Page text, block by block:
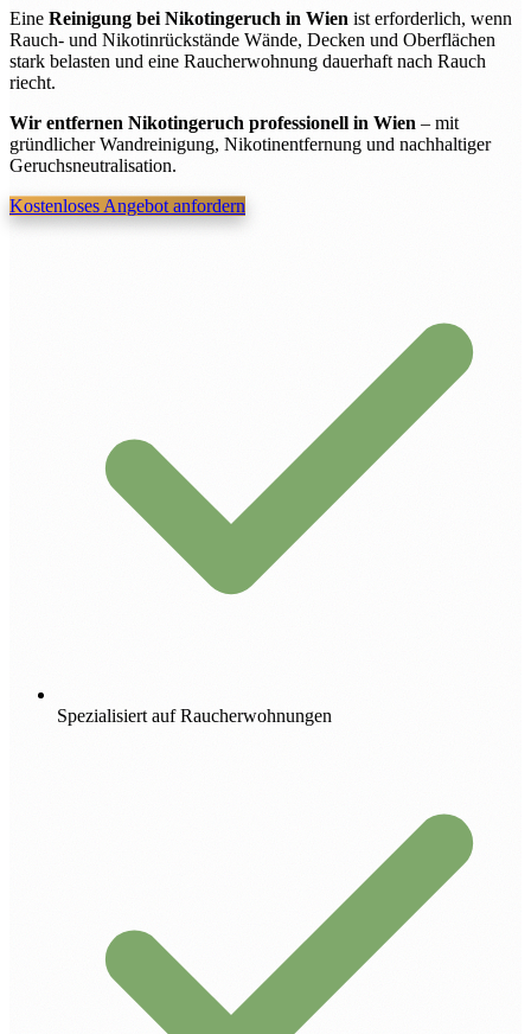
Eine Reinigung bei Nikotingeruch in Wien ist erforderlich, wenn
Rauch- und Nikotinrückstände Wände, Decken und Oberflächen
stark belasten und eine Raucherwohnung dauerhaft nach Rauch
riecht.
Wir entfernen Nikotingeruch professionell in Wien – mit
gründlicher Wandreinigung, Nikotinentfernung und nachhaltiger
Geruchsneutralisation.
Kostenloses Angebot anfordern
Spezialisiert auf Raucherwohnungen